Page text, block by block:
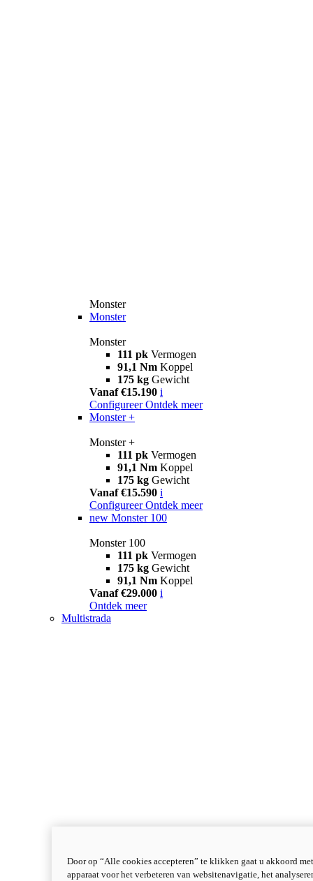
Monster
Monster
Monster
111 pk Vermogen
91,1 Nm Koppel
175 kg Gewicht
Vanaf €15.190 i
Configureer Ontdek meer
Monster +
Monster +
111 pk Vermogen
91,1 Nm Koppel
175 kg Gewicht
Vanaf €15.590 i
Configureer Ontdek meer
new Monster 100
Monster 100
111 pk Vermogen
175 kg Gewicht
91,1 Nm Koppel
Vanaf €29.000 i
Ontdek meer
Multistrada
Door op “Alle cookies accepteren” te klikken gaat u akkoord
apparaat voor het verbeteren van websitenavigatie, het